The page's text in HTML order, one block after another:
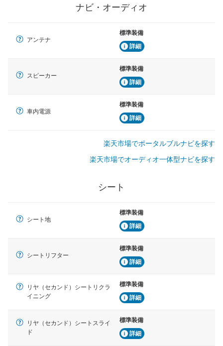
ナビ・オーディオ
アンテナ
標準装備
詳細
スピーカー
標準装備
詳細
車内電源
標準装備
詳細
楽天市場でポータルブルナビを探す
楽天市場でオーディオ一体型ナビを探す
シート
シート地
標準装備
詳細
シートリフター
標準装備
詳細
リヤ（セカンド）シートリクラ
イニング
標準装備
詳細
リヤ（セカンド）シートスライ
ド
標準装備
詳細